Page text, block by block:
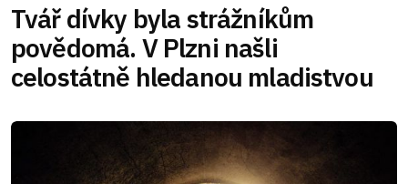
Tvář dívky byla strážníkům
povědomá. V Plzni našli
celostátně hledanou mladistvou